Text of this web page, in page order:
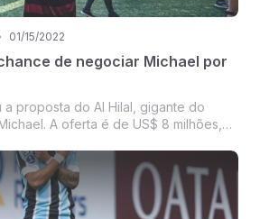
01/15/2022
de negociar Michael por
a proposta do Al Hilal, gigante do
A oferta é de US$ 8 milhões,
em primeira pelo jornalista Gabriel